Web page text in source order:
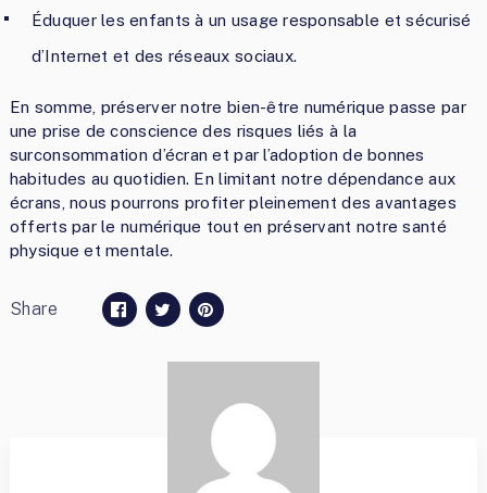
Éduquer les enfants à un usage responsable et sécurisé
d’Internet et des réseaux sociaux.
En somme, préserver notre bien-être numérique passe par
une prise de conscience des risques liés à la
surconsommation d’écran et par l’adoption de bonnes
habitudes au quotidien. En limitant notre dépendance aux
écrans, nous pourrons profiter pleinement des avantages
offerts par le numérique tout en préservant notre santé
physique et mentale.
Share